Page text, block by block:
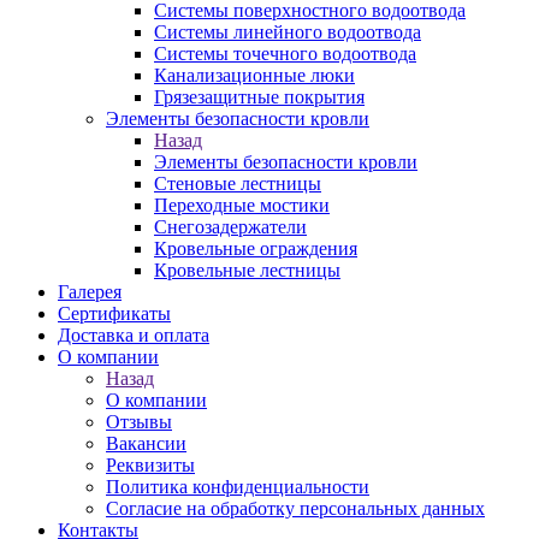
Системы поверхностного водоотвода
Системы линейного водоотвода
Системы точечного водоотвода
Канализационные люки
Грязезащитные покрытия
Элементы безопасности кровли
Назад
Элементы безопасности кровли
Стеновые лестницы
Переходные мостики
Снегозадержатели
Кровельные ограждения
Кровельные лестницы
Галерея
Сертификаты
Доставка и оплата
О компании
Назад
О компании
Отзывы
Вакансии
Реквизиты
Политика конфиденциальности
Согласие на обработку персональных данных
Контакты